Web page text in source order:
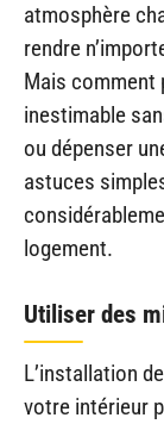
atmosphère
rendre
Mais comment
inestimable
ou dépenser
astuces
logement.
Utiliser des
L’installation
votre intérieur